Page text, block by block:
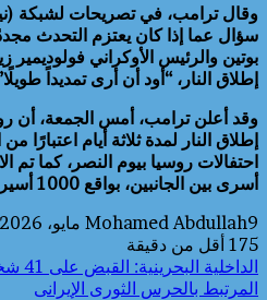
وقال ترامب، في تصريحات لشبكة
سؤال عما إذا كان يعتزم التحدث
بوتين والرئيس الأوكراني
إطلاق النار، “أود أن أرى تمديداً
وقد أعلن ترامب، أمس الجمعة، أن
إطلاق النار لمدة ثلاثة أيام اعتبارًا
احتفالات روسيا بيوم النصر، كما تم
أسرى بين الجانبين، بواقع 1000 أسير من كل جانب.
Mohamed Abdullah9 مايو، 2026
175 أقل من دقيقة
المرتبط بالحرس الثورى الإيرانى